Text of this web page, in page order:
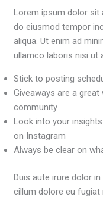
Lorem ipsum dolor sit
do eiusmod tempor
aliqua. Ut enim ad
ullamco laboris nisi ut
Stick to posting
Giveaways are a
community
Look into your
on Instagram
Always be clear on
Duis aute irure dolor
cillum dolore eu fugiat